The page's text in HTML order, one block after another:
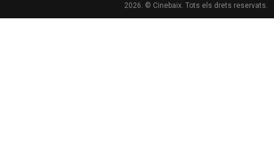
2026. © Cinebaix. Tots els drets reservats.